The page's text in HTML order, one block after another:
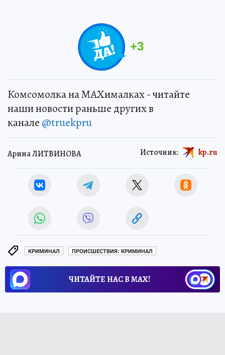
+3
Комсомолка на MAXималках - читайте
наши новости раньше других в
канале @truekpru
Арина ЛИТВИНОВА Источник: kp.ru
КРИМИНАЛ ПРОИСШЕСТВИЯ: КРИМИНАЛ
ЧИТАЙТЕ НАС В МАХ!